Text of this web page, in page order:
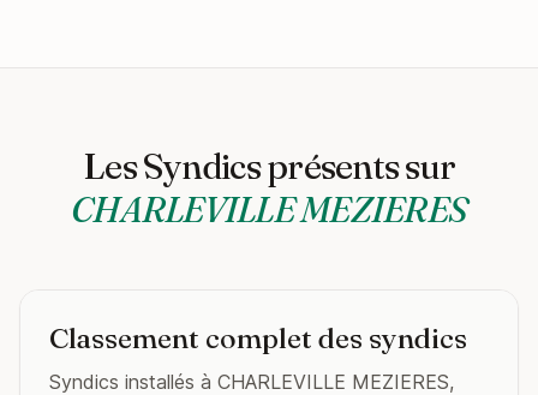
Les Syndics présents sur
CHARLEVILLE MEZIERES
Classement complet des syndics
Syndics installés à CHARLEVILLE MEZIERES,